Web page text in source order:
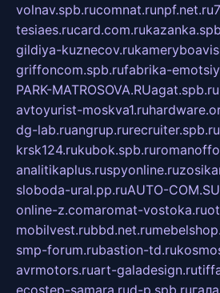
volnav.spb.rucomnat.runpf.net.ru
tesiaes.rucard.com.ru
gildiya-kuznecov.ru
griffoncom.spb.rufabrika-
PARK-MATROSOVA.RUagat.spb.ru
avtoyurist-moskva1.ru
dg-lab.ruangrup.rurecruiter.spb.ru
krsk124.rukubok.spb.ru
analitikaplus.ruspyonline.ru
sloboda-ural.pp.ruAUTO-COM.SU
online-z.comaromat-vostoka.ru
mobilvest.rubbd.net.ru
smp-forum.rubastion-td.ru
avrmotors.ruart-galadesign.ru
ecostep-samara.rud-p.spb.ru